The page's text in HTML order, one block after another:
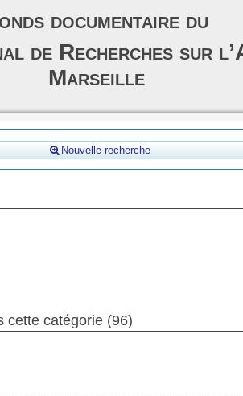
Nouvelle recherche
cette catégorie (96)
documentaire du
de Recherches sur
Marseille